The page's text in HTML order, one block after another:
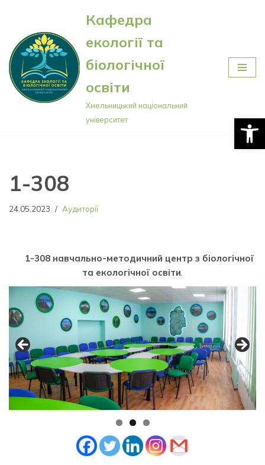
Перейти
до
вмісту
Кафедра
екології та
біологічної
освіти
Хмельницький національний
університет
1-308
24.05.2023 Аудиторії
1-308 навчально-методичний центр з біологічної
та екологічної освіти.